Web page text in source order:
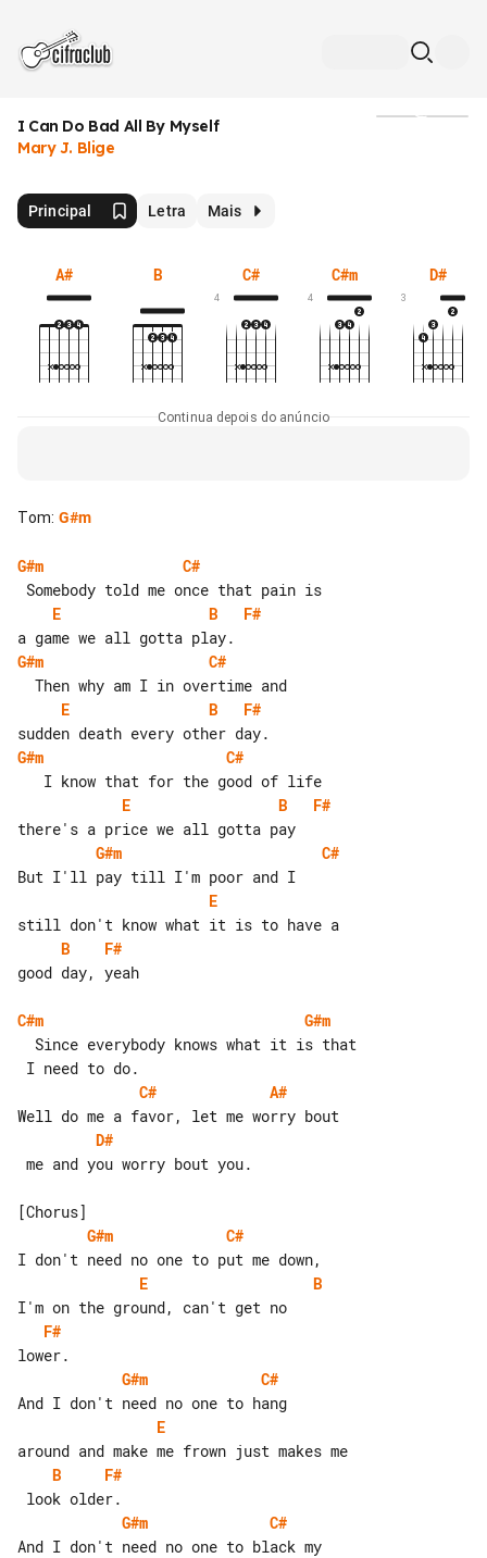
I Can Do Bad All By Myself
Mary J. Blige
Principal Letra Mais
A# B C#
4
C#m
4
D#
3
Continua depois do anúncio
Tom: G#m
G#m
C#
E
B
F#
G#m
C#
E
B
F#
G#m
C#
E
B
F#
G#m
C#
E
B
F#
good day, yeah
C#m
G#m
C#
A#
D#
G#m
C#
E
B
F#
G#m
C#
E
B
F#
G#m
C#